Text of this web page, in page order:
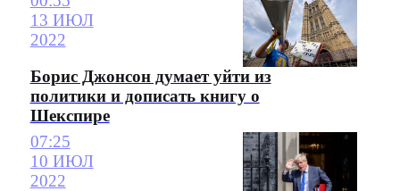
13 ИЮЛ
2022
Борис Джонсон думает уйти из
политики и дописать книгу о
Шекспире
07:25
10 ИЮЛ
2022